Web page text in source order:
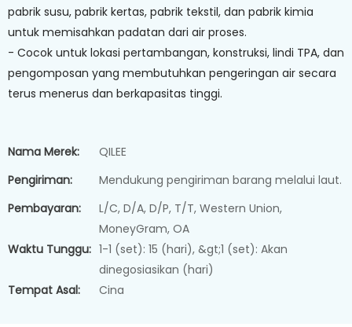
pabrik susu, pabrik kertas, pabrik tekstil, dan pabrik kimia
untuk memisahkan padatan dari air proses.
- Cocok untuk lokasi pertambangan, konstruksi, lindi TPA, dan
pengomposan yang membutuhkan pengeringan air secara
terus menerus dan berkapasitas tinggi.
Nama Merek:
QILEE
Pengiriman:
Mendukung pengiriman barang melalui laut.
Pembayaran:
L/C, D/A, D/P, T/T, Western Union,
MoneyGram, OA
Waktu Tunggu: 1-1 (set): 15 (hari), &gt;1 (set): Akan
dinegosiasikan (hari)
Tempat Asal:
Cina